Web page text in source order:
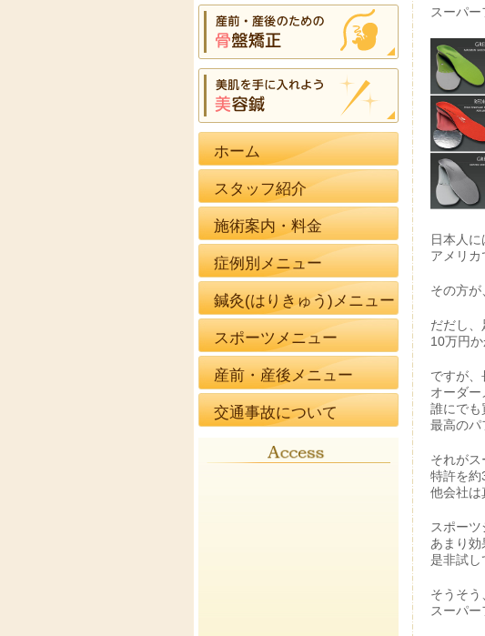
スーパー
日本人
アメリカ
その方が
だだし、
10万円
ですが、
オーダ
誰にでも
最高のパ
それがス
特許を約
他会社は
スポー
あまり効
是非試し
そうそ
スーパー
ホーム
スタッフ紹介
施術案内・料金
症例別メニュー
鍼灸(はりきゅう)メニュー
スポーツメニュー
産前・産後メニュー
交通事故について